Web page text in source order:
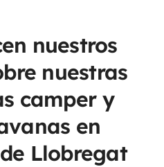
nuestros
nuestras
camper y
en
Llobregat